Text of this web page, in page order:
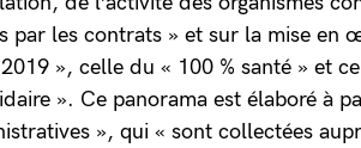
par les contrats » et sur la mise en
», celle du « 100 % santé » et
». Ce panorama est élaboré à
», qui « sont collectées